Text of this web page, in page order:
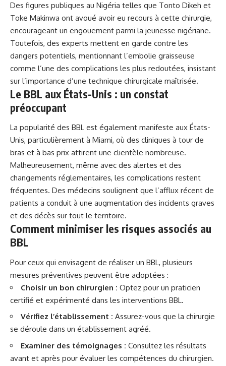
Des figures publiques au Nigéria telles que Tonto Dikeh et
Toke Makinwa ont avoué avoir eu recours à cette chirurgie,
encourageant un engouement parmi la jeunesse nigériane.
Toutefois, des experts mettent en garde contre les
dangers potentiels, mentionnant l’embolie graisseuse
comme l’une des complications les plus redoutées, insistant
sur l’importance d’une technique chirurgicale maîtrisée.
Le BBL aux États-Unis : un constat
préoccupant
La popularité des BBL est également manifeste aux États-
Unis, particulièrement à Miami, où des cliniques à tour de
bras et à bas prix attirent une clientèle nombreuse.
Malheureusement, même avec des alertes et des
changements réglementaires, les complications restent
fréquentes. Des médecins soulignent que l’afflux récent de
patients a conduit à une augmentation des incidents graves
et des décès sur tout le territoire.
Comment minimiser les risques associés au
BBL
Pour ceux qui envisagent de réaliser un BBL, plusieurs
mesures préventives peuvent être adoptées :
Choisir un bon chirurgien : Optez pour un praticien
certifié et expérimenté dans les interventions BBL.
Vérifiez l’établissement : Assurez-vous que la chirurgie
se déroule dans un établissement agréé.
Examiner des témoignages : Consultez les résultats
avant et après pour évaluer les compétences du chirurgien.